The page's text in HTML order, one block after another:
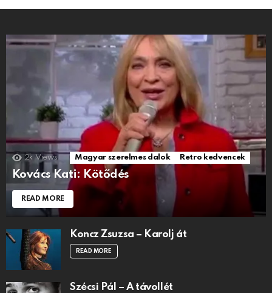
2k Views Magyar szerelmes dalok Retro kedvencek
Kovács Kati: Kötődés
READ MORE
Koncz Zsuzsa – Karolj át
READ MORE
Szécsi Pál – A távollét